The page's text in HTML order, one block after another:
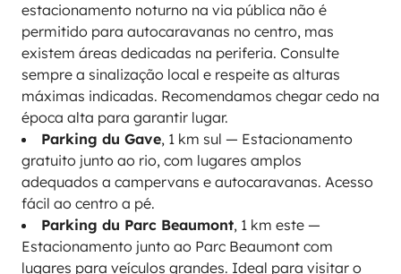
estacionamento noturno na via pública não é
permitido para autocaravanas no centro, mas
existem áreas dedicadas na periferia. Consulte
sempre a sinalização local e respeite as alturas
máximas indicadas. Recomendamos chegar cedo na
época alta para garantir lugar.
Parking du Gave, 1 km sul — Estacionamento
gratuito junto ao rio, com lugares amplos
adequados a campervans e autocaravanas. Acesso
fácil ao centro a pé.
Parking du Parc Beaumont, 1 km este —
Estacionamento junto ao Parc Beaumont com
lugares para veículos grandes. Ideal para visitar o